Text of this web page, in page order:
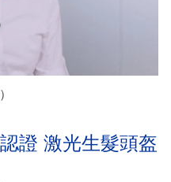
證 激光生髮頭盔